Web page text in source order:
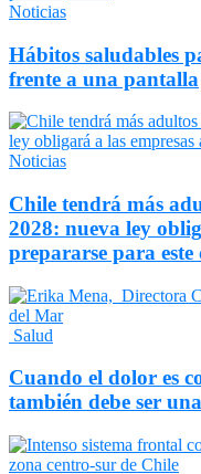
Noticias
Hábitos saludables
frente a una pantalla
Noticias
Chile tendrá más
2028: nueva ley
prepararse para este
Salud
Cuando el dolor es
también debe ser